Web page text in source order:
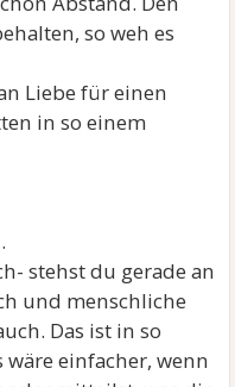
so weh es
Liebe für einen
in so einem
stehst du gerade an
und menschliche
Das ist in so
einfacher, wenn